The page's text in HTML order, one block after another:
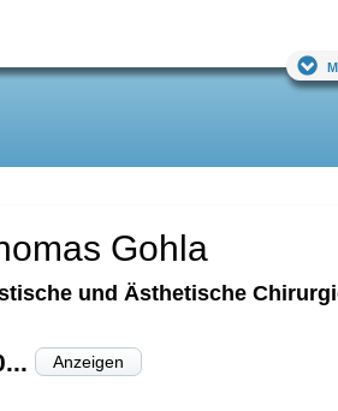
Gohla
und Ästhetische
Anzeigen